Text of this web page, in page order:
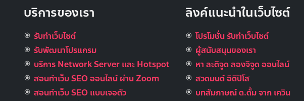
บริการของเรา
รับทำเว็บไซต์
รับพัฒนาโปรแกรม
บริการ Network Server และ Hotspot
สอนทำเว็บ SEO ออนไลน์ ผ่าน Zoom
สอนทำเว็บ SEO แบบเจอตัว
ลิงค์แนะนำในเว็บไซต์
โปรโมชั่น รับทำเว็บไซต์
ผู้สนับสนุนของเรา
หา ละติจูด ลองจิจูด ออนไลน์
สวดมนต์ อิติปิโส
บทสัมภาษณ์ ต.ตั้ม จาก เควิน